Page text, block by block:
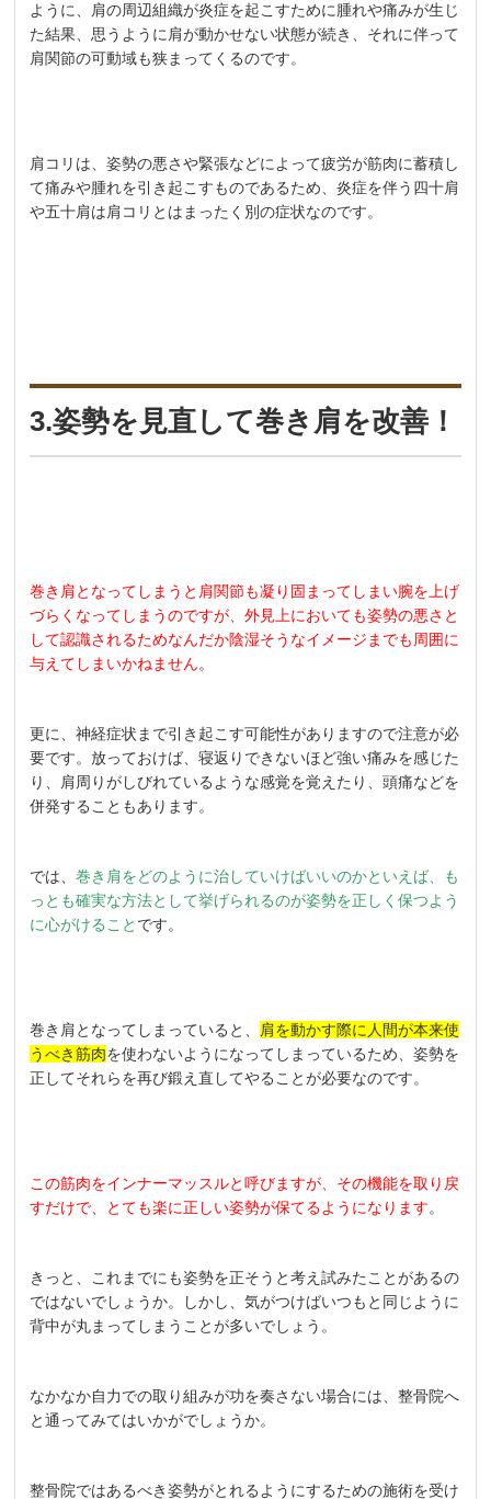
ように、肩の周辺組織が炎症を起こすために腫れや痛みが生じ
た結果、思うように肩が動かせない状態が続き、それに伴って
肩関節の可動域も狭まってくるのです。
肩コリは、姿勢の悪さや緊張などによって疲労が筋肉に蓄積し
て痛みや腫れを引き起こすものであるため、炎症を伴う四十肩
や五十肩は肩コリとはまったく別の症状なのです。
3.姿勢を見直して巻き肩を改善！
巻き肩となってしまうと肩関節も凝り固まってしまい腕を上げ
づらくなってしまうのですが、外見上においても姿勢の悪さと
して認識されるためなんだか陰湿そうなイメージまでも周囲に
与えてしまいかねません。
更に、神経症状まで引き起こす可能性がありますので注意が必
要です。放っておけば、寝返りできないほど強い痛みを感じた
り、肩周りがしびれているような感覚を覚えたり、頭痛などを
併発することもあります。
では、巻き肩をどのように治していけばいいのかといえば、も
っとも確実な方法として挙げられるのが姿勢を正しく保つよう
に心がけること です。
巻き肩となってしまっていると、 肩を動かす際に人間が本来使
うべき筋肉を使わないようになってしまっているため、姿勢を
正してそれらを再び鍛え直してやることが必要なのです。
この筋肉をインナーマッスルと呼びますが、その機能を取り戻
すだけで、とても楽に正しい姿勢が保てるようになります。
きっと、これまでにも姿勢を正そうと考え試みたことがあるの
ではないでしょうか。しかし、気がつけばいつもと同じように
背中が丸まってしまうことが多いでしょう。
なかなか自力での取り組みが功を奏さない場合には、整骨院へ
と通ってみてはいかがでしょうか。
整骨院ではあるべき姿勢がとれるようにするための施術を受け